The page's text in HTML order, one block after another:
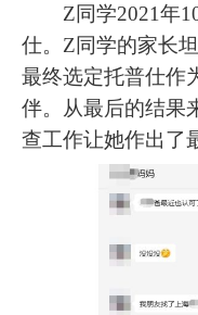
Z同学2021年10
仕。Z同学的家长
最终选定托普仕作
伴。从最后的结果
查工作让她作出了